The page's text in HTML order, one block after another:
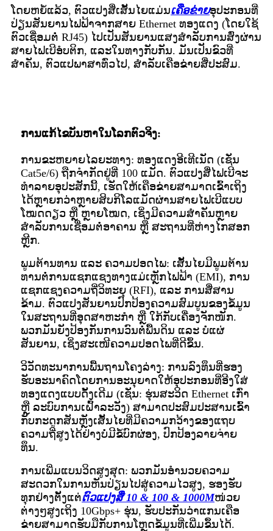
ໂດຍຫຍໍ້ແລ້ວ, ຕົວແປງສື່ເສັ້ນໄຍແມ່ນເຄືອຂ່າຍອຸປະກອນທີ່
ປ່ຽນສັນຍານໄຟຟ້າຈາກສາຍ Ethernet ທອງແດງ (ໂດຍໃຊ້
ຕົວເຊື່ອມຕໍ່ RJ45) ໄປເປັນສັນຍານແສງສຳລັບການສົ່ງຜ່ານ
ສາຍໄຟເບີອໍບຕິກ, ແລະໃນທາງກັບກັນ. ມັນເປັນຂົວທີ່
ສຳຄັນ, ຕົວແປພາສາທົ່ວໄປ, ສຳລັບເຄືອຂ່າຍສື່ປະສົມ.
ການແກ້ໄຂບັນຫາໃນໂລກຕົວຈິງ:
ການຂະຫຍາຍໄລຍະທາງ: ທອງແດງອີເທີເນັດ (ເຊັ່ນ
Cat5e/6) ຖືກຈຳກັດຢູ່ທີ່ 100 ແມັດ. ຕົວແປງສື່ໄຟເບີຈະ
ທຳລາຍອຸປະສັກນີ້, ເຮັດໃຫ້ເຄືອຂ່າຍສາມາດເຂົ້າເຖິງ
ໄດ້ຫຼາຍກວ່າຫຼາຍສິບກິໂລແມັດຜ່ານສາຍໄຟເບີແບບ
ໂໝດດຽວ ຫຼື ຫຼາຍໂໝດ, ເຊິ່ງມີຄວາມສຳຄັນຫຼາຍ
ສຳລັບການເຊື່ອມຕໍ່ອາຄານ ຫຼື ສະຖານທີ່ຫ່າງໄກສອກ
ຫຼີກ.
ພູມຕ້ານທານ ແລະ ຄວາມປອດໄພ: ເສັ້ນໄຍມີພູມຕ້ານ
ທານຕໍ່ການແຊກແຊງທາງແມ່ເຫຼັກໄຟຟ້າ (EMI), ການ
ແຊກແຊງຄວາມຖີ່ວິທະຍຸ (RFI), ແລະ ການສື່ສານ
ຂ້າມ. ຕົວແປງສັນຍານປົກປ້ອງຄວາມສົມບູນຂອງຂໍ້ມູນ
ໃນສະຖານທີ່ອຸດສາຫະກຳ ຫຼື ໃກ້ກັບເຄື່ອງຈັກໜັກ.
ພວກມັນຍັງປ້ອງກັນການວົນຕໍ່ພື້ນດິນ ແລະ ບໍ່ແຜ່
ສັນຍານ, ເຊິ່ງສະເໜີຄວາມປອດໄພທີ່ດີຂຶ້ນ.
ວິວັດທະນາການພື້ນຖານໂຄງລ່າງ: ການລົງທຶນທີ່ຮອງ
ຮັບອະນາຄົດໂດຍການອະນຸຍາດໃຫ້ອຸປະກອນທີ່ອີງໃສ່
ທອງແດງແບບດັ້ງເດີມ (ເຊັ່ນ: ຮຸ່ນສະວິດ Ethernet ເກົ່າ
ຫຼື ລະບົບການເຝົ້າລະວັງ) ສາມາດປະສົມປະສານເຂົ້າ
ກັບກະດູກສັນຫຼັງເສັ້ນໄຍທີ່ມີຄວາມກວ້າງຂອງແຖບ
ຄວາມຖີ່ສູງໄດ້ຢ່າງບໍ່ມີຂໍ້ບົກຜ່ອງ, ປົກປ້ອງລາຍຈ່າຍ
ທຶນ.
ການເພີ່ມແບນວິດສູງສຸດ: ພວກມັນອຳນວຍຄວາມ
ສະດວກໃນການຫັນປ່ຽນໄປສູ່ຄວາມໄວສູງ, ຮອງຮັບ
ທຸກຢ່າງຕັ້ງແຕ່ຕົວແປງສື່ 10 & 100 & 1000Mໜ່ວຍ
ຕ່າງໆສູງເຖິງ 10Gbps+ ຮຸ່ນ, ຮັບປະກັນວ່າແກນເຄືອ
ຂ່າຍສາມາດຮັບມືກັບການໂຫຼດຂໍ້ມູນທີ່ເພີ່ມຂຶ້ນໄດ້.